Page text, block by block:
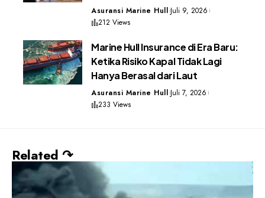
Asuransi Marine Hull Juli 9, 2026
212 Views
Marine Hull Insurance di Era Baru:
Ketika Risiko Kapal Tidak Lagi
Hanya Berasal dari Laut
Asuransi Marine Hull Juli 7, 2026
233 Views
Related ↷